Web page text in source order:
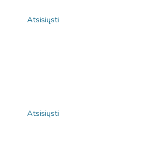
Atsisiųsti
Atsisiųsti